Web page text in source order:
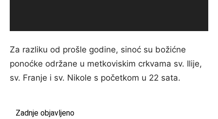
Za razliku od prošle godine, sinoć su božićne
ponoćke održane u metkoviskim crkvama sv. Ilije,
sv. Franje i sv. Nikole s početkom u 22 sata.
Zadnje objavljeno